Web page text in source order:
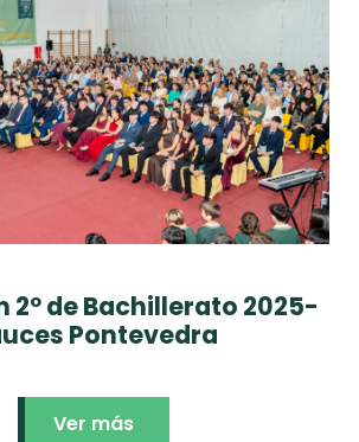
2º de Bachillerato 2025-
Pontevedra
Ver más